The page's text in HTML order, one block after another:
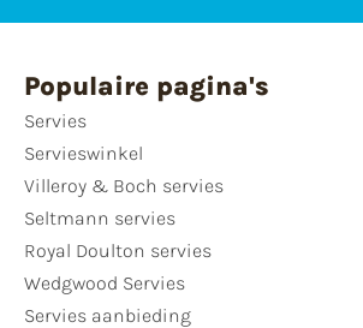
Populaire pagina's
Servies
Servieswinkel
Villeroy & Boch servies
Seltmann servies
Royal Doulton servies
Wedgwood Servies
Servies aanbieding